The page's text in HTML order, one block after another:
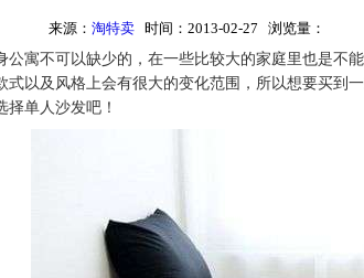
来源： 淘特卖时间：2013-02-27 浏览量：
公寓不可以缺少的，在一些比较大的家庭里也是不
式以及风格上会有很大的变化范围，所以想要买到
单人沙发吧！